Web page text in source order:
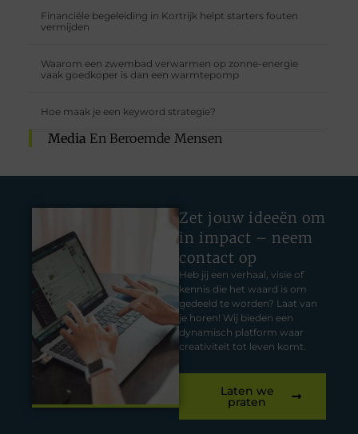
Financiële begeleiding in Kortrijk helpt starters fouten
vermijden
Waarom een zwembad verwarmen op zonne-energie
vaak goedkoper is dan een warmtepomp
Hoe maak je een keyword strategie?
Media En Beroemde Mensen
Zet jouw ideeën om
in impact – neem
contact op
Heb jij een verhaal, visie of
kennis die het waard is om
gedeeld te worden? Laat van
je horen! Wij bieden een
dynamisch platform waar
creativiteit tot leven komt.
Laten we
praten